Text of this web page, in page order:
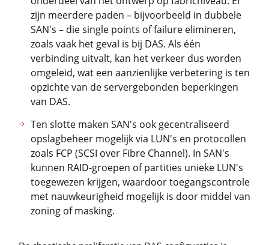
zijn meerdere paden – bijvoorbeeld in dubbele
SAN's – die single points of failure elimineren,
zoals vaak het geval is bij DAS. Als één
verbinding uitvalt, kan het verkeer dus worden
omgeleid, wat een aanzienlijke verbetering is ten
opzichte van de servergebonden beperkingen
van DAS.
Ten slotte maken SAN's ook gecentraliseerd
opslagbeheer mogelijk via LUN's en protocollen
zoals FCP (SCSI over Fibre Channel). In SAN's
kunnen RAID-groepen of partities unieke LUN's
toegewezen krijgen, waardoor toegangscontrole
met nauwkeurigheid mogelijk is door middel van
zoning of masking.